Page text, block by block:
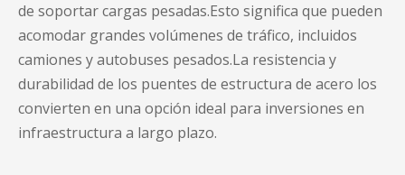
de soportar cargas pesadas.Esto significa que pueden
acomodar grandes volúmenes de tráfico, incluidos
camiones y autobuses pesados.La resistencia y
durabilidad de los puentes de estructura de acero los
convierten en una opción ideal para inversiones en
infraestructura a largo plazo.